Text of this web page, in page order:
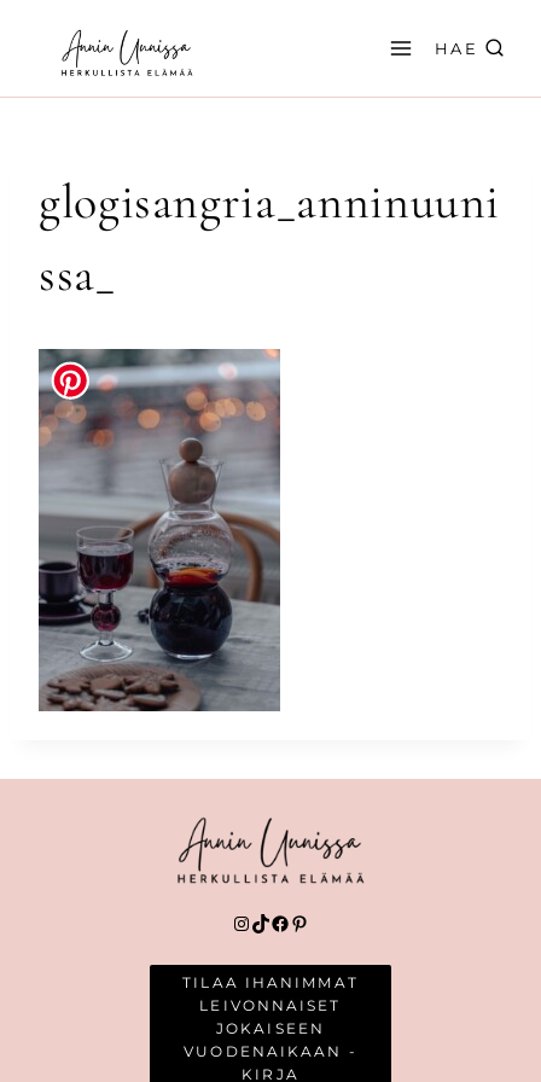
sisältöön
HAE
glogisangria_anninuuni
ssa_
Instagram
TikTok
Facebook
Pinterest
TILAA IHANIMMAT
LEIVONNAISET
JOKAISEEN
VUODENAIKAAN -
KIRJA